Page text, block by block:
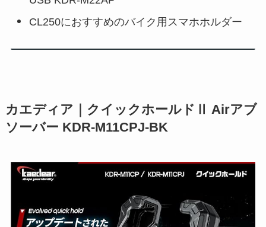
CL250におすすめのバイク用スマホホルダー
カエディア｜クイックホールドⅡ Airアブ
ソーバー KDR-M11CPJ-BK